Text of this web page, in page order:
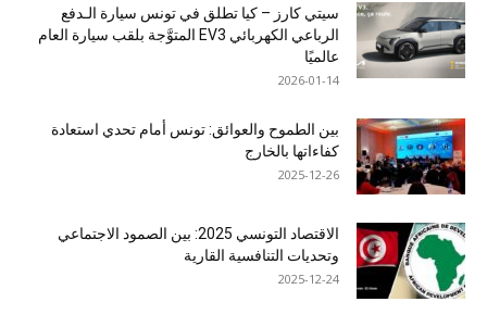
سيتي كارز – كيا تطلق في تونس سيارة الـدفع
الرباعي الكهربائي EV3 المتوَّجة بلقب سيارة العام
عالميًا
2026-01-14
بين الطموح والعوائق: تونس أمام تحدي استعادة
كفاءاتها بالخارج
2025-12-26
الاقتصاد التونسي 2025: بين الصمود الاجتماعي
وتحديات التنافسية القارية
2025-12-24